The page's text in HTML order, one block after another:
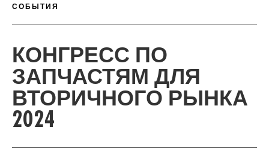
ДЕТАЛИ СТАТЬИ
СОБЫТИЯ
КОНГРЕСС ПО
ЗАПЧАСТЯМ ДЛЯ
ВТОРИЧНОГО РЫНКА
2024